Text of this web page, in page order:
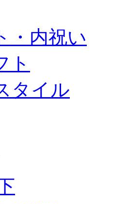
・内祝い
ト
タイル